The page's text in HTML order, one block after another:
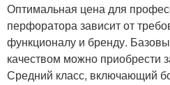
Оптимальная цена для
перфоратора зависит от
функционалу и бренду.
качеством можно приобрести
Средний класс, включающий